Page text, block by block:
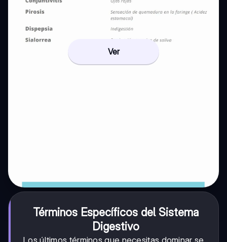
Ver
Términos Específicos del Sistema
Digestivo